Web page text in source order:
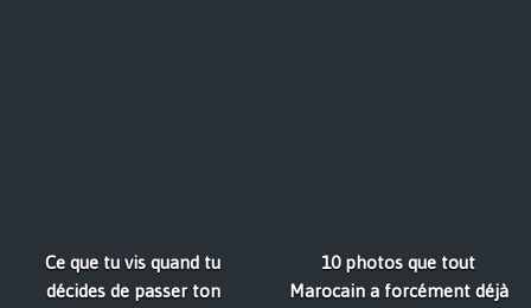
Ce que tu vis quand tu
décides de passer ton
10 photos que tout
Marocain a forcément déjà